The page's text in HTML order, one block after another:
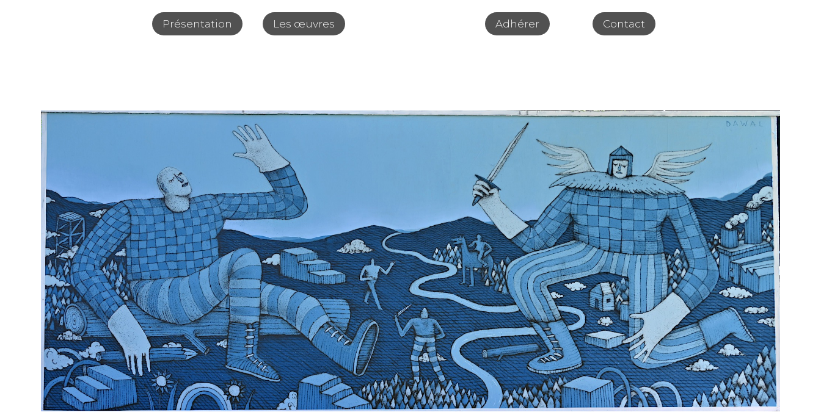
Présentation Les œuvres Adhérer Contact